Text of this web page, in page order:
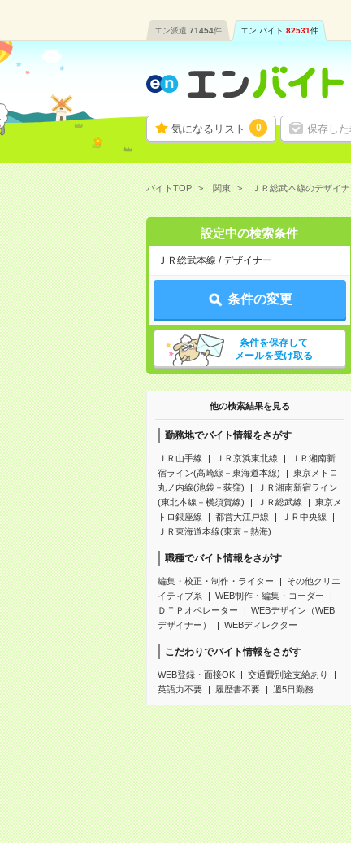
エン派遣 71454件 エン バイト 82531件
気になるリスト 0 保存し
バイトTOP 関東 ＪＲ総武本線のデザイ
設定中の検索条件
ＪＲ総武本線 / デザイナー
条件の変更
条件を保存して
メールを受け取る
他の検索結果を見る
勤務地でバイト情報をさがす
ＪＲ山手線 ＪＲ京浜東北線
ＪＲ湘南新
宿ライン(高崎線－東海道本線)
東京メトロ
丸ノ内線(池袋－荻窪)
ＪＲ湘南新宿ライン
(東北本線－横須賀線)
ＪＲ総武線
東京メ
トロ銀座線
都営大江戸線
ＪＲ中央線
ＪＲ東海道本線(東京－熱海)
職種でバイト情報をさがす
編集・校正・制作・ライター
その他クリエ
イティブ系
WEB制作・編集・コーダー
ＤＴＰオペレーター
WEBデザイン（WEB
デザイナー）
WEBディレクター
こだわりでバイト情報をさがす
WEB登録・面接OK
交通費別途支給あり
英語力不要
履歴書不要 週5日勤務